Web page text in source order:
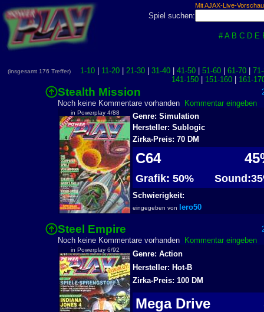
Mit AJAX-Live-
Spiel suchen:
# A B C D E
(insgesamt 176 Treffer) 1-10| 11-20| 21-30| 31-40| 41-50| 51-60| 61-70|
141-150| 151-160| 161-
Stealth Mission
Noch keine Kommentare vorhanden
Kommentar eingeben
in Powerplay 4/88
Genre: Simulation
Hersteller: Sublogic
Zirka-Preis: 70 DM
C64
Grafik: 50%
Schwierigkeit:
eingegeben von lero50
Steel Empire
Noch keine Kommentare vorhanden
Kommentar eingeben
in Powerplay 6/92
Genre: Action
Hersteller: Hot-B
Zirka-Preis: 100 DM
Mega Drive